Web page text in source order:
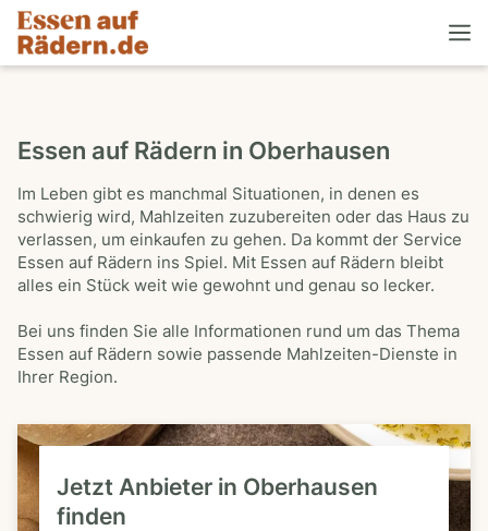
Essen auf Rädern in Oberhausen
Im Leben gibt es manchmal Situationen, in denen es
schwierig wird, Mahlzeiten zuzubereiten oder das Haus zu
verlassen, um einkaufen zu gehen. Da kommt der Service
Essen auf Rädern ins Spiel. Mit Essen auf Rädern bleibt
alles ein Stück weit wie gewohnt und genau so lecker.
Bei uns finden Sie alle Informationen rund um das Thema
Essen auf Rädern sowie passende Mahlzeiten-Dienste in
Ihrer Region.
Jetzt Anbieter in Oberhausen
finden